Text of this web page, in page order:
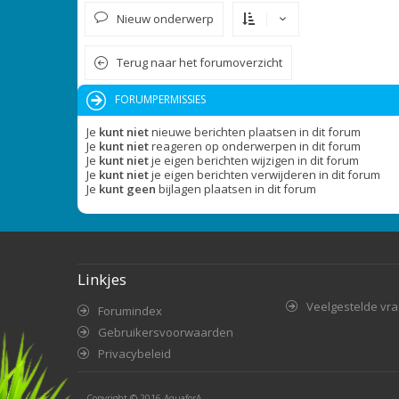
Nieuw onderwerp
Terug naar het forumoverzicht
FORUMPERMISSIES
Je kunt nietnieuwe berichten plaatsen in dit forum
Je kunt nietreageren op onderwerpen in dit forum
Je kunt nietje eigen berichten wijzigen in dit forum
Je kunt nietje eigen berichten verwijderen in dit forum
Je kunt geen bijlagen plaatsen in dit forum
Linkjes
Forumindex
Gebruikersvoorwaarden
Privacybeleid
Veelgestelde